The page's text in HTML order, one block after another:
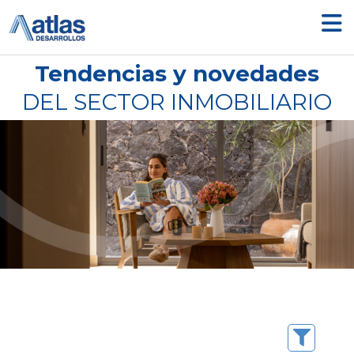
contenido
Tendencias y novedades
DEL SECTOR INMOBILIARIO